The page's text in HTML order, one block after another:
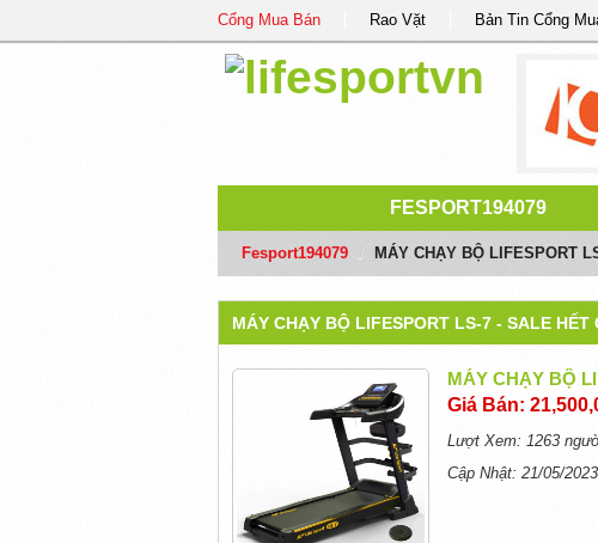
Cổng Mua Bán Rao Vặt Bản Tin Cổng
FESPORT194079
Fesport194079 MÁY CHẠY BỘ LIFESPORT
MÁY CHẠY BỘ LIFESPORT LS-7 - SALE HẾT
MÁY CHẠY BỘ
Giá Bán:
Lượt Xem: 1263
Cập Nhật: 21/05/